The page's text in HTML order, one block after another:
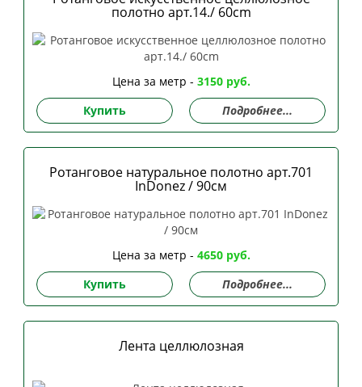
полотно арт.14./ 60сm
Цена за метр - 3150 руб.
Купить
Подробнее...
Ротанговое натуральное полотно арт.701
InDonez / 90см
Цена за метр - 4650 руб.
Купить
Подробнее...
Лента целлюлозная